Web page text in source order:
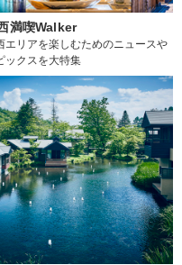
満喫Walker
エリアを楽しむためのニュースや
ックスを大特集